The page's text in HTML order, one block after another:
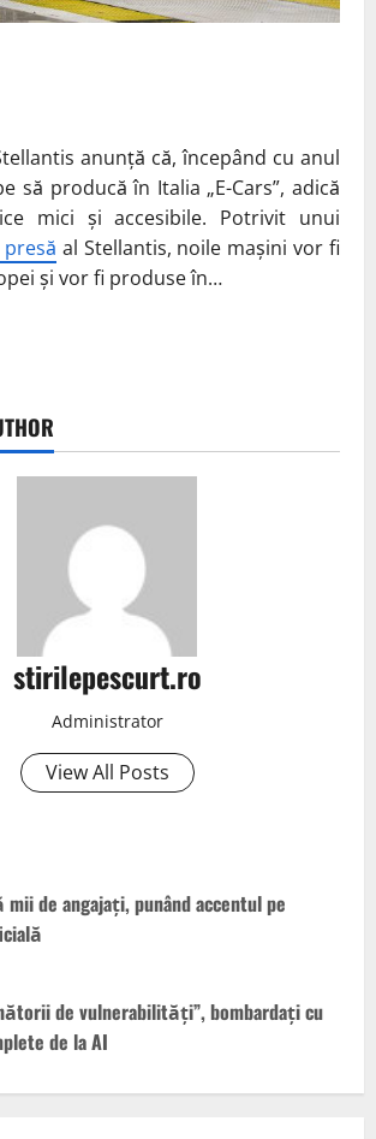
anunță că, începând cu anul
să producă în Italia „E-Cars”, adică
mici și accesibile. Potrivit unui
al Stellantis, noile mașini vor fi
și vor fi produse în…
stirilepescurt.ro
Administrator
View All Posts
mii de angajați, punând accentul pe
de vulnerabilități”, bombardați cu
de la AI